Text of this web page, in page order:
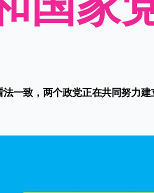
一致，两个政党正在共同努力